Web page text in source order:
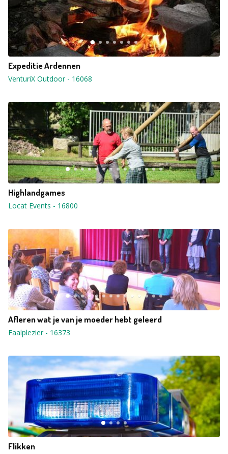
Expeditie Ardennen
VenturiX Outdoor- 16068
Highlandgames
Locat Events - 16800
Afleren wat je van je moeder hebt geleerd
Faalplezier- 16373
Flikken